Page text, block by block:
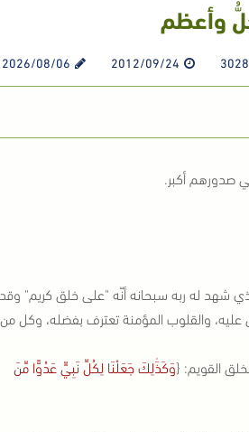
وأعظم
3028
2012/09/24
2026/08/06
صدورهم أكبر.
شهد له ربه سبحانه أنّه "على خلق كريم" وقد
عليه، والقلوب المؤمنة تعترف بفضله، وكل من
القويم: {وَكَذَٰلِكَ جَعَلْنَا لِكُلِّ نَبِيٍّ عَدُوًّا مِّنَ